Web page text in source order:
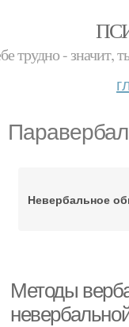
трудно -
Невербальное
Методы